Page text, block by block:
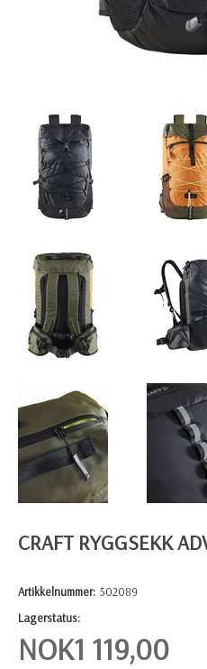
CRAFT RYGGSEKK
Artikkelnummer: 502089
Lagerstatus:
NOK1 119,00